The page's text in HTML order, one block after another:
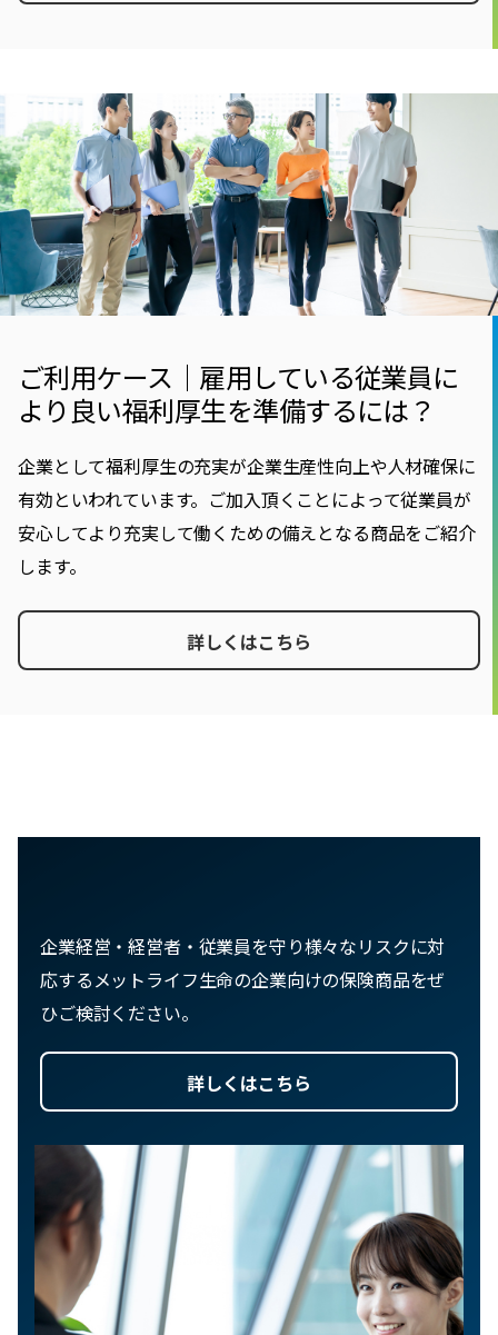
ご利用ケース｜雇用している従業員に
より良い福利厚生を準備するには？
企業として福利厚生の充実が企業生産性向上や人材確保に
有効といわれています。ご加入頂くことによって従業員が
安心してより充実して働くための備えとなる商品をご紹介
します。
詳しくはこちら
企業経営・経営者・従業員を守り様々なリスクに対
応するメットライフ生命の企業向けの保険商品をぜ
ひご検討ください。
詳しくはこちら